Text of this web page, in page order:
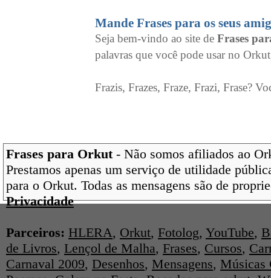
Mande Frases para os seus
Seja bem-vindo ao site de Frases
palavras que você pode usar no
Frazis, Frazes, Fraze, Frazi, Frase?
Frases para Orkut- Não somos afiliados ao
Prestamos apenas um serviço de utilidade
para o Orkut. Todas as mensagens são de
Privacidade
Parceiros: HLERA, Orkut, Fotolog, YouTube,
de Livros, Lençol de Malha, Frases, Cursos,
Carnaval 2009, Desenhos, Mensagens, Músicas